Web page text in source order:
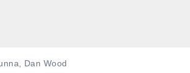
Dan Wood